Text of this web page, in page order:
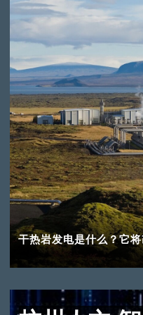
干热岩发电是什么？它